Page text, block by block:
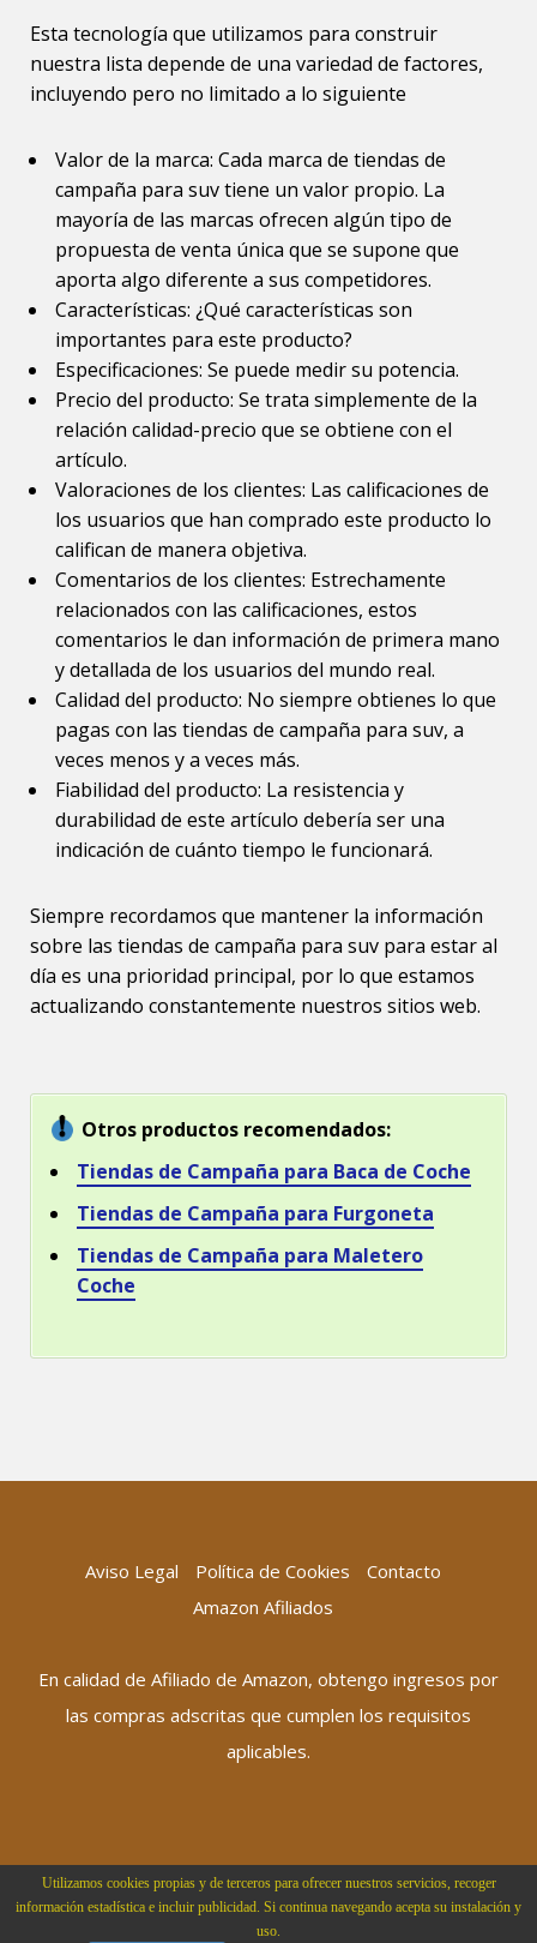
Esta tecnología que utilizamos para construir
nuestra lista depende de una variedad de factores,
incluyendo pero no limitado a lo siguiente
Valor de la marca: Cada marca de tiendas de
campaña para suv tiene un valor propio. La
mayoría de las marcas ofrecen algún tipo de
propuesta de venta única que se supone que
aporta algo diferente a sus competidores.
Características: ¿Qué características son
importantes para este producto?
Especificaciones: Se puede medir su potencia.
Precio del producto: Se trata simplemente de la
relación calidad-precio que se obtiene con el
artículo.
Valoraciones de los clientes: Las calificaciones de
los usuarios que han comprado este producto lo
califican de manera objetiva.
Comentarios de los clientes: Estrechamente
relacionados con las calificaciones, estos
comentarios le dan información de primera mano
y detallada de los usuarios del mundo real.
Calidad del producto: No siempre obtienes lo que
pagas con las tiendas de campaña para suv, a
veces menos y a veces más.
Fiabilidad del producto: La resistencia y
durabilidad de este artículo debería ser una
indicación de cuánto tiempo le funcionará.
Siempre recordamos que mantener la información
sobre las tiendas de campaña para suv para estar al
día es una prioridad principal, por lo que estamos
actualizando constantemente nuestros sitios web.
Otros productos recomendados:
Tiendas de Campaña para Baca de Coche
Tiendas de Campaña para Furgoneta
Tiendas de Campaña para Maletero
Coche
Aviso Legal Política de Cookies
Contacto
Amazon Afiliados
En calidad de Afiliado de Amazon, obtengo ingresos por
las compras adscritas que cumplen los requisitos
aplicables.
Utilizamos cookies propias y de terceros para ofrecer nuestros servicios, recoger
información estadística e incluir publicidad. Si continua navegando acepta su instalación y
uso.